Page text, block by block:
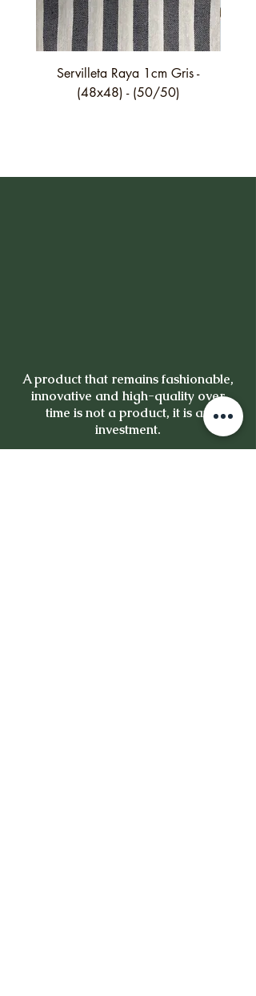
Servilleta Raya 1cm Gris -
(48x48) - (50/50)
A product that remains fashionable,
innovative and high-quality over
time is not a product, it is an
investment.